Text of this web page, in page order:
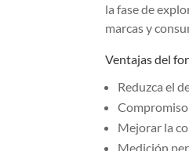
la fase de
marcas y
Ventajas del
Reduzca el
Mejorar la
Medición